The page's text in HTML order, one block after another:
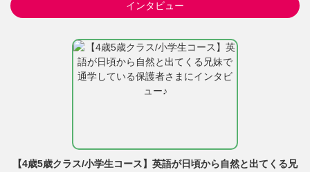
インタビュー
【4歳5歳クラス/小学生コース】英語が日頃から自然と出てくる兄